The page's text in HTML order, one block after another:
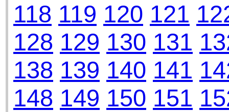
118 119 120 121
128 129 130 131
138 139 140 141
148 149 150 151